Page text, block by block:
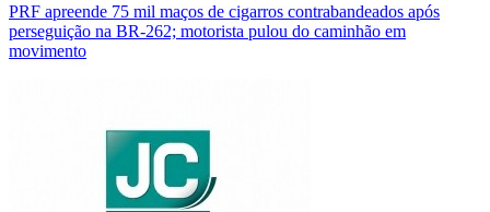
PRF apreende 75 mil maços de cigarros contrabandeados após
perseguição na BR-262; motorista pulou do caminhão em
movimento